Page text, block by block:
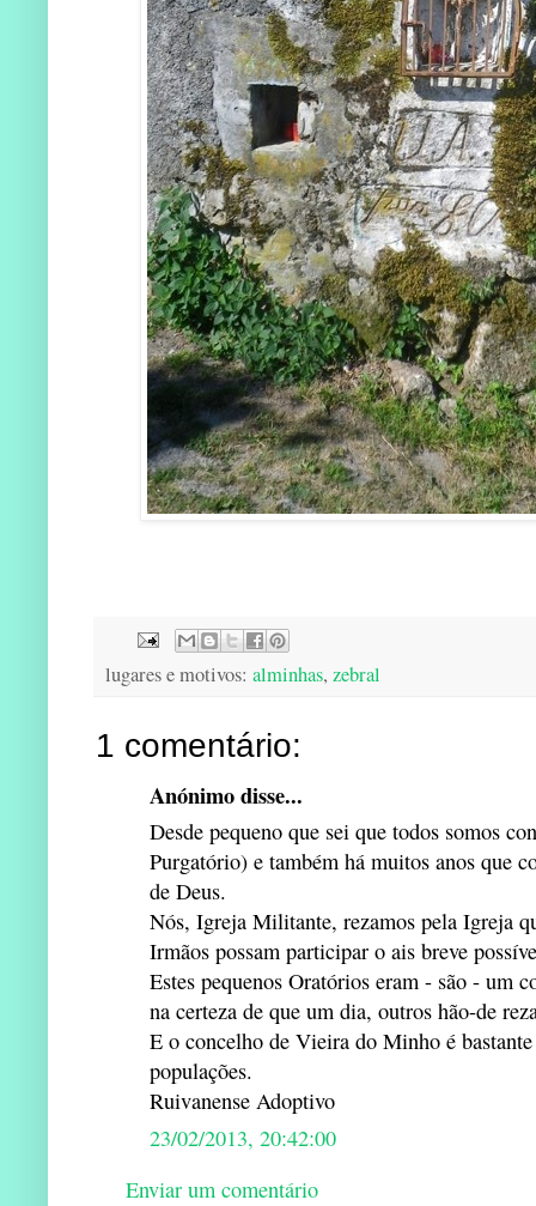
lugares e motivos: alminhas, zebral
1 comentário:
Anónimo disse...
Desde pequeno que sei que todos somos
Purgatório) e também há muitos anos que
de Deus.
Nós, Igreja Militante, rezamos pela Igreja
Irmãos possam participar o ais breve
Estes pequenos Oratórios eram - são - um
na certeza de que um dia, outros hão-de
E o concelho de Vieira do Minho é
populações.
Ruivanense Adoptivo
23/02/2013, 20:42:00
Enviar um comentário